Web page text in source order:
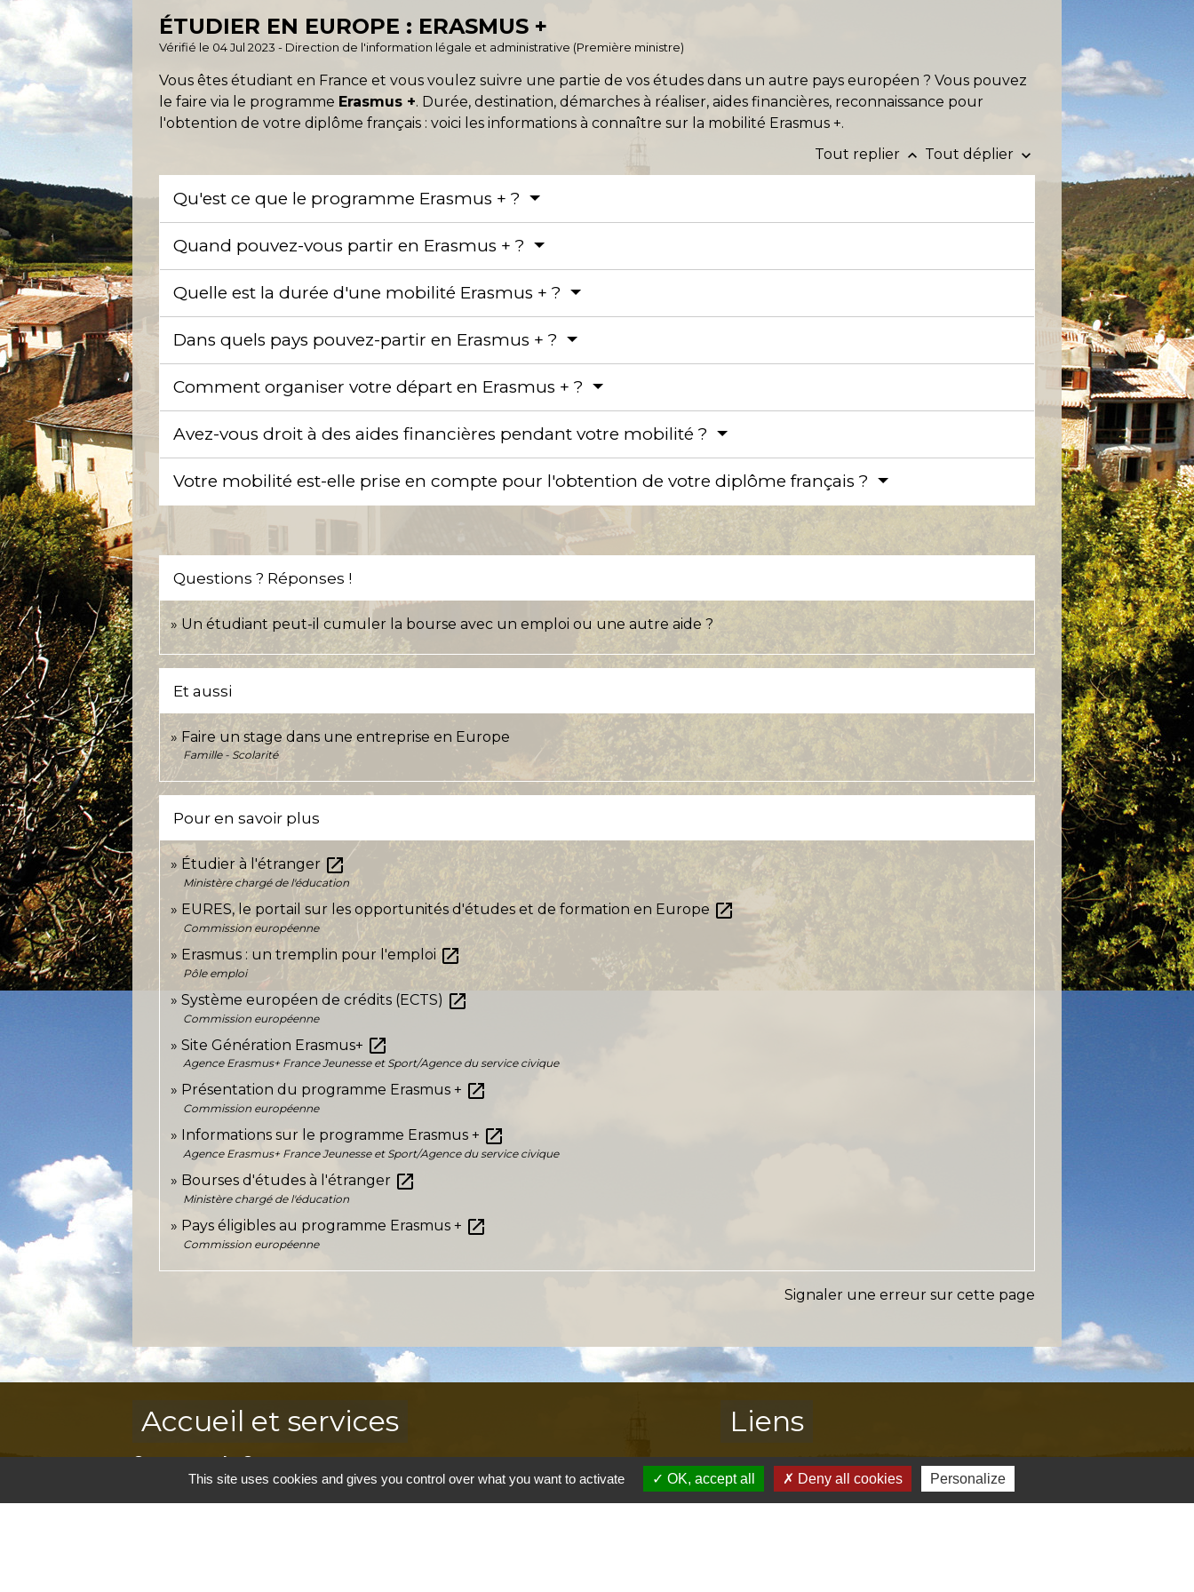
ÉTUDIER EN EUROPE : ERASMUS +
Vérifié le 04 Jul 2023 - Direction de l'information légale et administrative (Première ministre)
Vous êtes étudiant en France et vous voulez suivre une partie de vos études dans un autre pays européen ? Vous pouvez
le faire via le programme Erasmus +. Durée, destination, démarches à réaliser, aides financières, reconnaissance pour
l'obtention de votre diplôme français : voici les informations à connaître sur la mobilité Erasmus +.
Tout replier keyboard_arrow_up Tout déplier keyboard_arrow_down
Qu'est ce que le programme Erasmus + ?
Quand pouvez-vous partir en Erasmus + ?
Quelle est la durée d'une mobilité Erasmus + ?
Dans quels pays pouvez-partir en Erasmus + ?
Comment organiser votre départ en Erasmus + ?
Avez-vous droit à des aides financières pendant votre mobilité ?
Votre mobilité est-elle prise en compte pour l'obtention de votre diplôme français ?
Questions ? Réponses !
Un étudiant peut-il cumuler la bourse avec un emploi ou une autre aide ?
Et aussi
Faire un stage dans une entreprise en Europe
Famille - Scolarité
Pour en savoir plus
Étudier à l'étranger open_in_new
Ministère chargé de l'éducation
EURES, le portail sur les opportunités d'études et de formation en Europe open_in_new
Commission européenne
Erasmus : un tremplin pour l'emploiopen_in_new
Pôle emploi
Système européen de crédits (ECTS) open_in_new
Commission européenne
Site Génération Erasmus+ open_in_new
Agence Erasmus+ France Jeunesse et Sport/Agence du service civique
Présentation du programme Erasmus + open_in_new
Commission européenne
Informations sur le programme Erasmus + open_in_new
Agence Erasmus+ France Jeunesse et Sport/Agence du service civique
Bourses d'études à l'étranger open_in_new
Ministère chargé de l'éducation
Pays éligibles au programme Erasmus + open_in_new
Commission européenne
Signaler une erreur sur cette page
Accueil et services
Commune de Correns
5, Place Général de Gaulle
83570 Correns - FRANCE
Liens
Provence Verte & Verdon
Préfecture du Var
This site uses cookies and gives you control over what you want to activate OK, accept all Deny all cookies Personalize